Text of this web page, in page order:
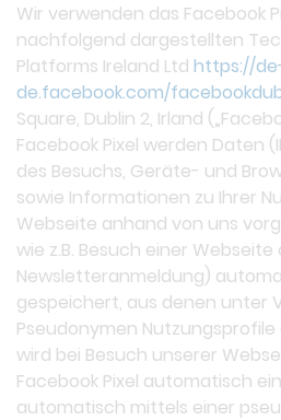
Wir verwenden das Facebook
nachfolgend dargestellten
Platforms Ireland Ltd https://
de.facebook.com/
Square, Dublin 2, Irland
Facebook Pixel werden Daten
des Besuchs, Geräte- und
sowie Informationen zu Ihrer
Webseite anhand von uns
wie z.B. Besuch einer Webseite
Newsletteranmeldung)
gespeichert, aus denen unter
Pseudonymen
wird bei Besuch unserer
Facebook Pixel automatisch
automatisch mittels einer